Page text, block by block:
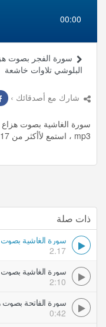
00:00
سورة الفجر بصوت
البلوشي تلاوات خاشعة
شارك مع أصدقائك ›
سورة الغاشية بصوت هزاع
mp3 ، استمع لأأكثر من 2.17 دقيقة من تلاوات المميزة مجانا.
ذات صلة
سورة الغاشية بصوت
2.17
سورة الغاشية بصوت
2:10
سورة الفاتحة بصوت
0:42